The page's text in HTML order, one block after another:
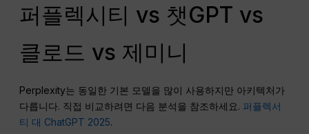
퍼플렉시티 vs 챗GPT vs
클로드 vs 제미니
Perplexity는 동일한 기본 모델을 많이 사용하지만 아키텍처가
다릅니다. 직접 비교하려면 다음 분석을 참조하세요. 퍼플렉서
티 대 ChatGPT 2025.